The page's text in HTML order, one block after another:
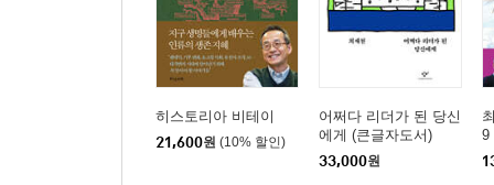
히스토리아 비테이
21,600원 (10% 할인)
어쩌다 리더가 된 당신
에게 (큰글자도서)
33,000원
9